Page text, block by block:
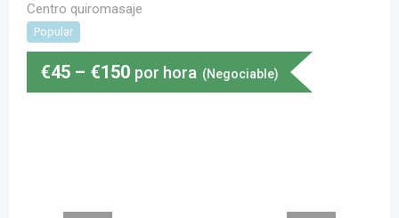
Centro quiromasaje
Popular
€45 – €150 por hora (Negociable)